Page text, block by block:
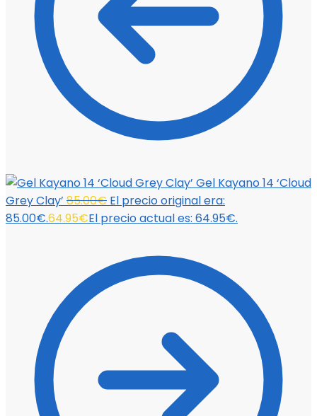
Gel Kayano 14 ‘Cloud
Grey Clay’ 85.00€ El precio original era:
85.00€.64.95€El precio actual es: 64.95€.